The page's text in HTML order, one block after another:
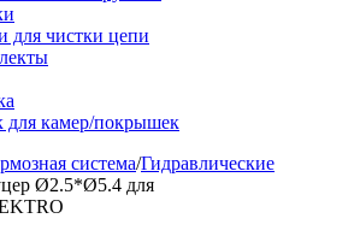
чистки цепи
для камер/покрышек
система/Гидравлические
Ø2.5*Ø5.4 для